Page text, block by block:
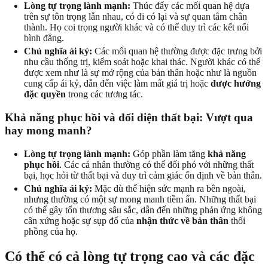
Lòng tự trọng lành mạnh: Thúc đẩy các mối quan hệ dựa
trên sự tôn trọng lẫn nhau, có đi có lại và sự quan tâm chân
thành. Họ coi trọng người khác và có thể duy trì các kết nối
bình đẳng.
Chủ nghĩa ái kỷ: Các mối quan hệ thường được đặc trưng bởi
nhu cầu thống trị, kiểm soát hoặc khai thác. Người khác có thể
được xem như là sự mở rộng của bản thân hoặc như là nguồn
cung cấp ái kỷ, dẫn đến việc làm mất giá trị hoặc được hưởng
đặc quyền trong các tương tác.
Khả năng phục hồi và đối diện thất bại: Vượt qua
hay mong manh?
Lòng tự trọng lành mạnh: Góp phần làm tăng khả năng
phục hồi. Các cá nhân thường có thể đối phó với những thất
bại, học hỏi từ thất bại và duy trì cảm giác ổn định về bản thân.
Chủ nghĩa ái kỷ: Mặc dù thể hiện sức mạnh ra bên ngoài,
nhưng thường có một sự mong manh tiềm ẩn. Những thất bại
có thể gây tổn thương sâu sắc, dẫn đến những phản ứng không
cân xứng hoặc sự sụp đổ của nhận thức về bản thân thổi
phồng của họ.
Có thể có cả lòng tự trọng cao và các đặc